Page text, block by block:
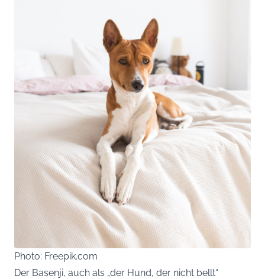
Photo: Freepik.com
Der Basenji, auch als „der Hund, der nicht bellt“